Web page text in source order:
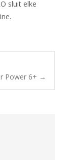
sluit elke
Power 6+ →